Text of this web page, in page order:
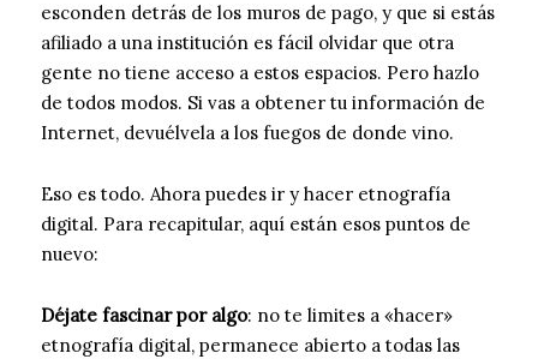
esconden detrás de los muros de pago, y que si estás
afiliado a una institución es fácil olvidar que otra
gente no tiene acceso a estos espacios. Pero hazlo
de todos modos. Si vas a obtener tu información de
Internet, devuélvela a los fuegos de donde vino.
Eso es todo. Ahora puedes ir y hacer etnografía
digital. Para recapitular, aquí están esos puntos de
nuevo:
Déjate fascinar por algo: no te limites a «hacer»
etnografía digital, permanece abierto a todas las